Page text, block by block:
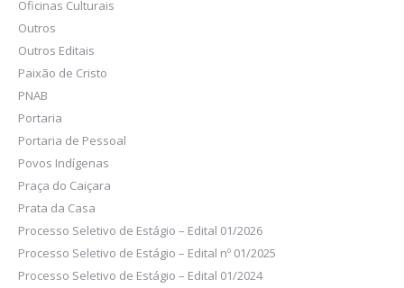
Oficinas Culturais
Outros
Outros Editais
Paixão de Cristo
PNAB
Portaria
Portaria de Pessoal
Povos Indígenas
Praça do Caiçara
Prata da Casa
Processo Seletivo de Estágio – Edital 01/2026
Processo Seletivo de Estágio – Edital nº 01/2025
Processo Seletivo de Estágio – Edital 01/2024